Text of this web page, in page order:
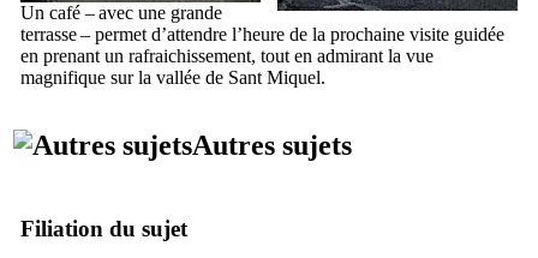
Un café – avec une grande
terrasse – permet d’attendre l’heure de la prochaine visite guidée
en prenant un rafraichissement, tout en admirant la vue
magnifique sur la vallée de Sant Miquel.
Autres sujets
Filiation du sujet